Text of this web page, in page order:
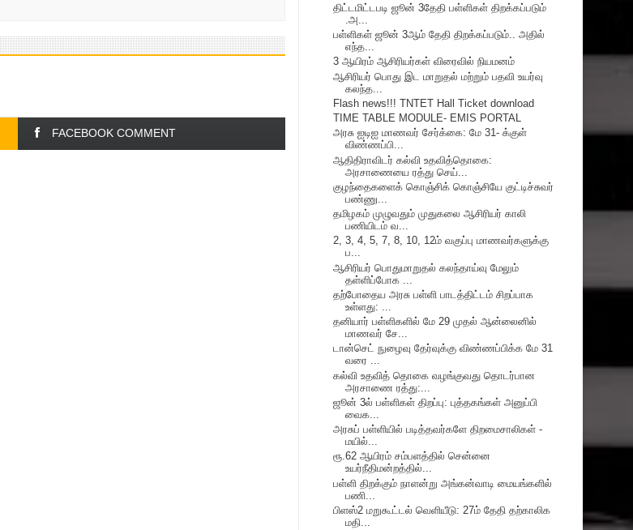
FACEBOOK COMMENT
திட்டமிட்டபடி ஜூன் 3தேதி பள்ளிகள் திறக்கப்படும்
.அ...
பள்ளிகள் ஜூன் 3ஆம் தேதி திறக்கப்படும்.. அதில்
எந்த...
3 ஆயிரம் ஆசிரியர்கள் விரைவில் நியமனம்
ஆசிரியர் பொது இட மாறுதல் மற்றும் பதவி உயர்வு
கலந்த...
Flash news!!! TNTET Hall Ticket download
TIME TABLE MODULE- EMIS PORTAL
அரசு ஐடிஐ மாணவர் சேர்க்கை: மே 31- க்குள்
விண்ணப்பி...
ஆதிதிராவிடர் கல்வி உதவித்தொகை:
அரசாணையை ரத்து செய்...
குழந்தைகளைக் கொஞ்சிக் கொஞ்சியே குட்டிச்சுவர்
பண்ணு...
தமிழகம் முழுவதும் முதுகலை ஆசிரியர் காலி
பணியிடம் வ...
2, 3, 4, 5, 7, 8, 10, 12ம் வகுப்பு மாணவர்களுக்கு
ப...
ஆசிரியர் பொதுமாறுதல் கலந்தாய்வு மேலும்
தள்ளிப்போக ...
தற்போதைய அரசு பள்ளி பாடத்திட்டம் சிறப்பாக
உள்ளது: ...
தனியார் பள்ளிகளில் மே 29 முதல் ஆன்லைனில்
மாணவர் சே...
டான்செட் நுழைவு தேர்வுக்கு விண்ணப்பிக்க மே 31
வரை ...
கல்வி உதவித் தொகை வழங்குவது தொடர்பான
அரசாணை ரத்து:...
ஜூன் 3ல் பள்ளிகள் திறப்பு: புத்தகங்கள் அனுப்பி
வைக...
அரசுப் பள்ளியில் படித்தவர்களே திறமைசாலிகள் -
மயில்...
ரூ.62 ஆயிரம் சம்பளத்தில் சென்னை
உயர்நீதிமன்றத்தில்...
பள்ளி திறக்கும் நாளன்று அங்கன்வாடி மையங்களில்
பணி...
பிளஸ்2 மறுகூட்டல் வெளியீடு: 27ம் தேதி தற்காலிக
மதி...